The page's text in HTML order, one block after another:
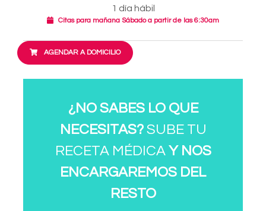
1 día hábil
Citas para mañana Sábado a partir de las 6:30am
AGENDAR A DOMICILIO
¿NO SABES LO QUE
NECESITAS?SUBE TU
RECETA MÉDICA Y NOS
ENCARGAREMOS DEL
RESTO